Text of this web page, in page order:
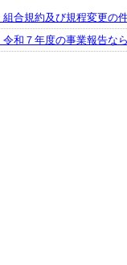
合規約及び規程変更の
和７年度の事業報告な